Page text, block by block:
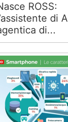
ROSS:
di
di...